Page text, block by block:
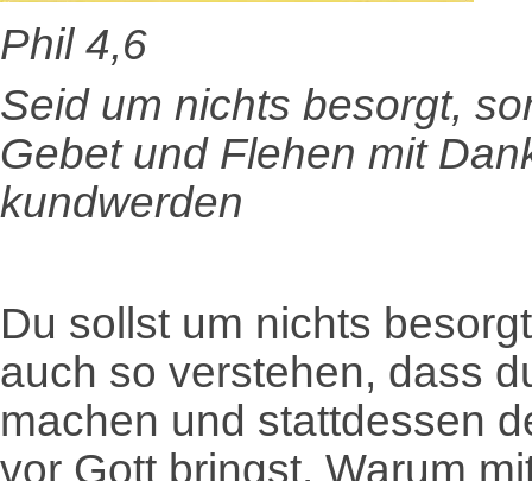
Phil 4,6
Seid um nichts besorgt,
Gebet und Flehen mit
kundwerden
Du sollst um nichts
auch so verstehen, dass
machen und stattdessen
vor Gott bringst. Warum